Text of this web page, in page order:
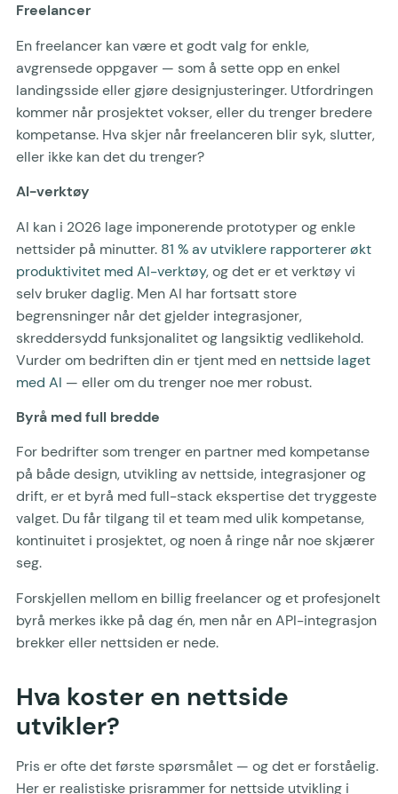
Freelancer
En freelancer kan være et godt valg for enkle,
avgrensede oppgaver — som å sette opp en enkel
landingsside eller gjøre designjusteringer. Utfordringen
kommer når prosjektet vokser, eller du trenger bredere
kompetanse. Hva skjer når freelanceren blir syk, slutter,
eller ikke kan det du trenger?
AI-verktøy
AI kan i 2026 lage imponerende prototyper og enkle
nettsider på minutter. 81 % av utviklere rapporterer økt
produktivitet med AI-verktøy, og det er et verktøy vi
selv bruker daglig. Men AI har fortsatt store
begrensninger når det gjelder integrasjoner,
skreddersydd funksjonalitet og langsiktig vedlikehold.
Vurder om bedriften din er tjent med en nettside laget
med AI — eller om du trenger noe mer robust.
Byrå med full bredde
For bedrifter som trenger en partner med kompetanse
på både design, utvikling av nettside, integrasjoner og
drift, er et byrå med full-stack ekspertise det tryggeste
valget. Du får tilgang til et team med ulik kompetanse,
kontinuitet i prosjektet, og noen å ringe når noe skjærer
seg.
Forskjellen mellom en billig freelancer og et profesjonelt
byrå merkes ikke på dag én, men når en API-integrasjon
brekker eller nettsiden er nede.
Hva koster en nettside
utvikler?
Pris er ofte det første spørsmålet — og det er forståelig.
Her er realistiske prisrammer for nettside utvikling i